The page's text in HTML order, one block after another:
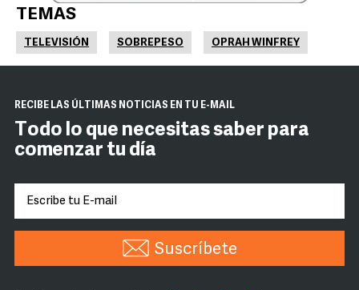
TEMAS
TELEVISIÓN SOBREPESO OPRAH WINFREY
RECIBE LAS ÚLTIMAS NOTICIAS EN TU E-MAIL
Todo lo que necesitas saber para
comenzar tu día
Suscríbete